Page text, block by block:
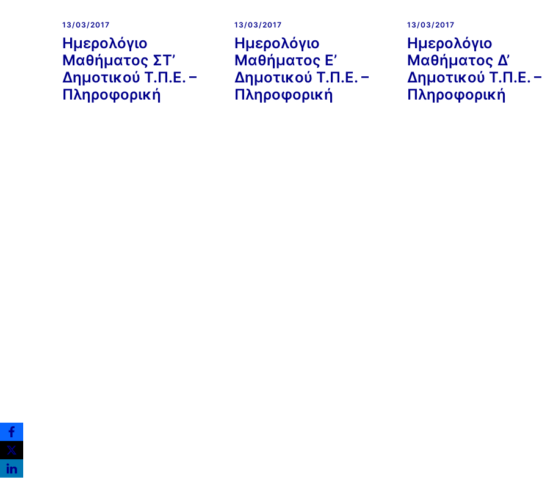
13/03/2017
Ημερολόγιο
Μαθήματος ΣΤ’
Δημοτικού Τ.Π.Ε. –
Πληροφορική
13/03/2017
Ημερολόγιο
Μαθήματος E’
Δημοτικού Τ.Π.Ε. –
Πληροφορική
13/03/2017
Ημερολόγιο
Μαθήματος Δ’
Δημοτικού Τ.Π.Ε. –
Πληροφορική